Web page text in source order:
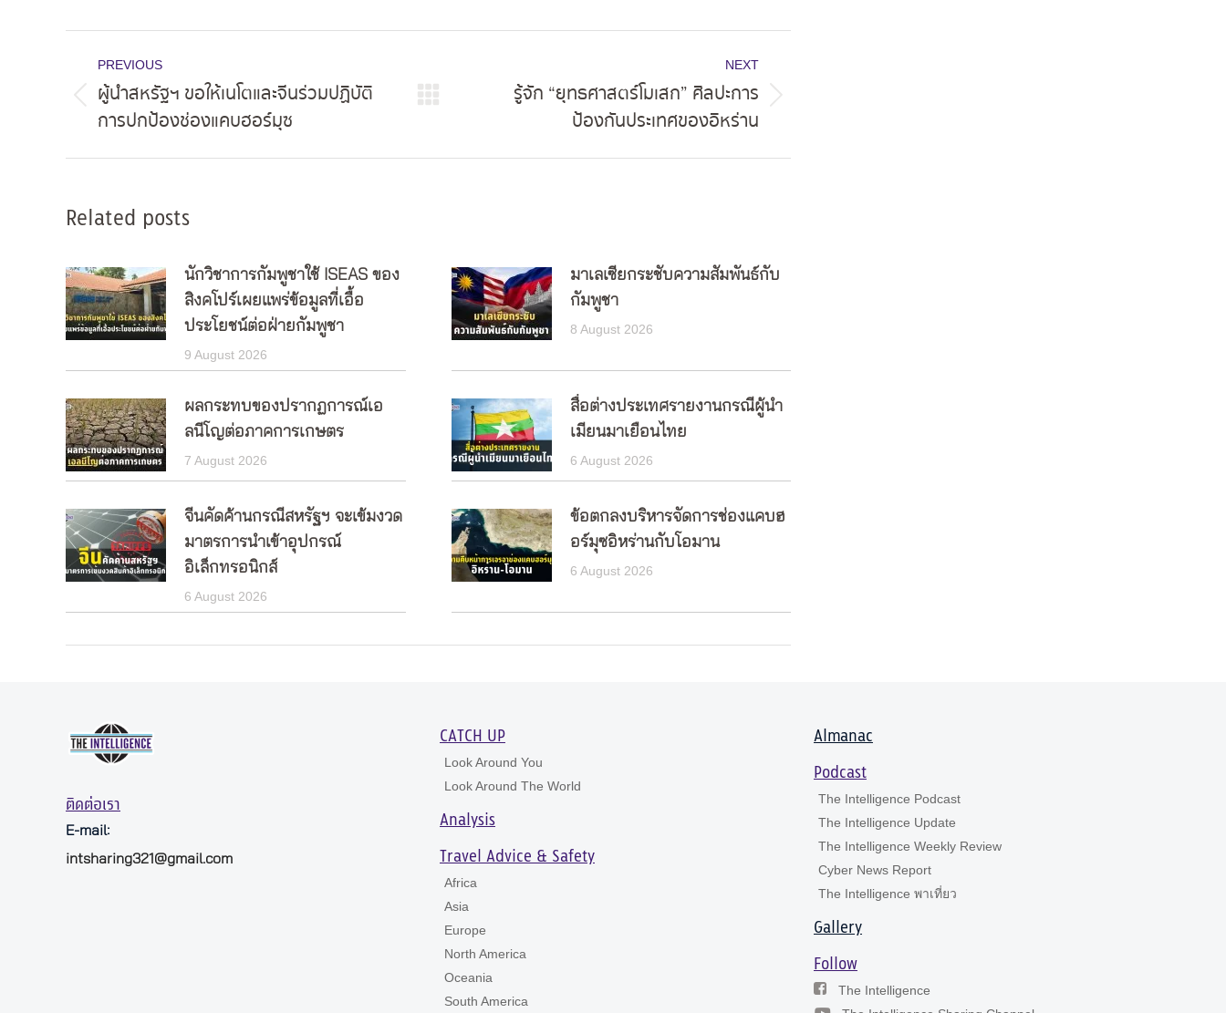
navigation
PREVIOUS
Previous
post:
ผู้นำสหรัฐฯ ขอให้เนโตและจีนร่วมปฏิบัติ
การปกป้องช่องแคบฮอร์มุซ
NEXT
รู้จัก “ยุทธศาสตร์โมเสก” ศิลปะการ
ป้องกันประเทศของอิหร่าน
Related posts
นักวิชาการกัมพูชาใช้ ISEAS ของ
สิงคโปร์เผยแพร่ข้อมูลที่เอื้อ
ประโยชน์ต่อฝ่ายกัมพูชา
9 August 2026
มาเลเซียกระชับความสัมพันธ์กับ
กัมพูชา
8 August 2026
ผลกระทบของปรากฏการณ์เอ
ลนีโญต่อภาคการเกษตร
7 August 2026
สื่อต่างประเทศรายงานกรณีผู้นำ
เมียนมาเยือนไทย
6 August 2026
จีนคัดค้านกรณีสหรัฐฯ จะเข้มงวด
มาตรการนำเข้าอุปกรณ์
อิเล็กทรอนิกส์
6 August 2026
ข้อตกลงบริหารจัดการช่องแคบฮ
อร์มุซอิหร่านกับโอมาน
6 August 2026
ติดต่อเรา
E-mail:
intsharing321@gmail.com
CATCH UP
Look Around You
Look Around The World
Analysis
Travel Advice & Safety
Africa
Asia
Europe
North America
Oceania
South America
Almanac
Podcast
The Intelligence Podcast
The Intelligence Update
The Intelligence Weekly Review
Cyber News Report
The Intelligence พาเที่ยว
Gallery
Follow
The Intelligence